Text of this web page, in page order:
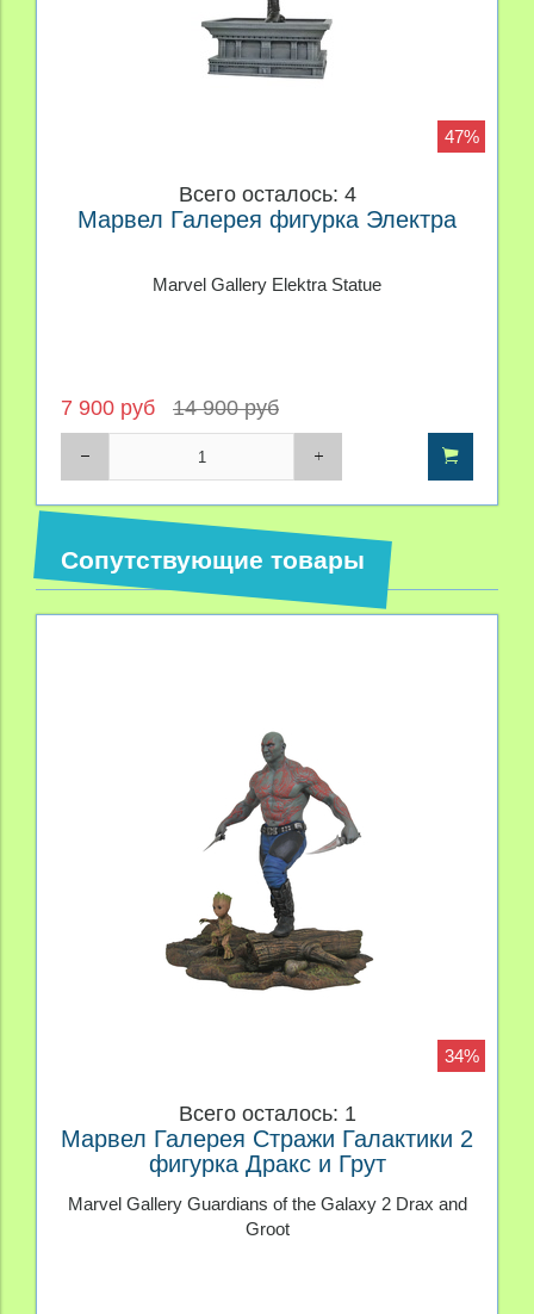
47%
Всего осталось: 4
Марвел Галерея фигурка Электра
Marvel Gallery Elektra Statue
7 900 руб 14 900 руб
Сопутствующие товары
34%
Всего осталось: 1
Марвел Галерея Стражи Галактики 2
фигурка Дракс и Грут
Marvel Gallery Guardians of the Galaxy 2 Drax and
Groot